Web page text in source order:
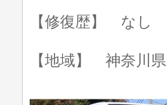
【修復歴】 なし
【地域】 神奈川県